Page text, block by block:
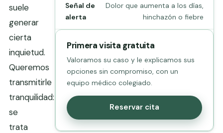
suele
generar
cierta
inquietud.
Queremos
transmitirle
tranquilidad:
se
trata
Señal de
alerta
Dolor que aumenta a los días,
hinchazón o fiebre
Primera visita gratuita
Valoramos su caso y le explicamos sus
opciones sin compromiso, con un
equipo médico colegiado.
Reservar cita